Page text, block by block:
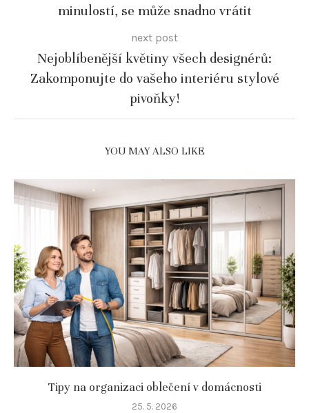
minulostí, se může snadno vrátit
next post
Nejoblíbenější květiny všech designérů:
Zakomponujte do vašeho interiéru stylové
pivoňky!
YOU MAY ALSO LIKE
Tipy na organizaci oblečení v domácnosti
25. 5. 2026